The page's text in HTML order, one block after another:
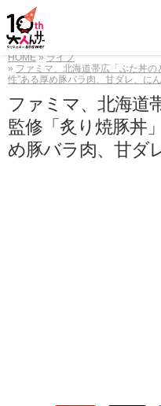
HOME
ライフ
ファミマ、北海道帯広「ぶた丼
性”ある厚め豚バラ肉、甘ダレ、に
ファミマ、北海道
監修「炙り焼豚丼
め豚バラ肉、甘ダ